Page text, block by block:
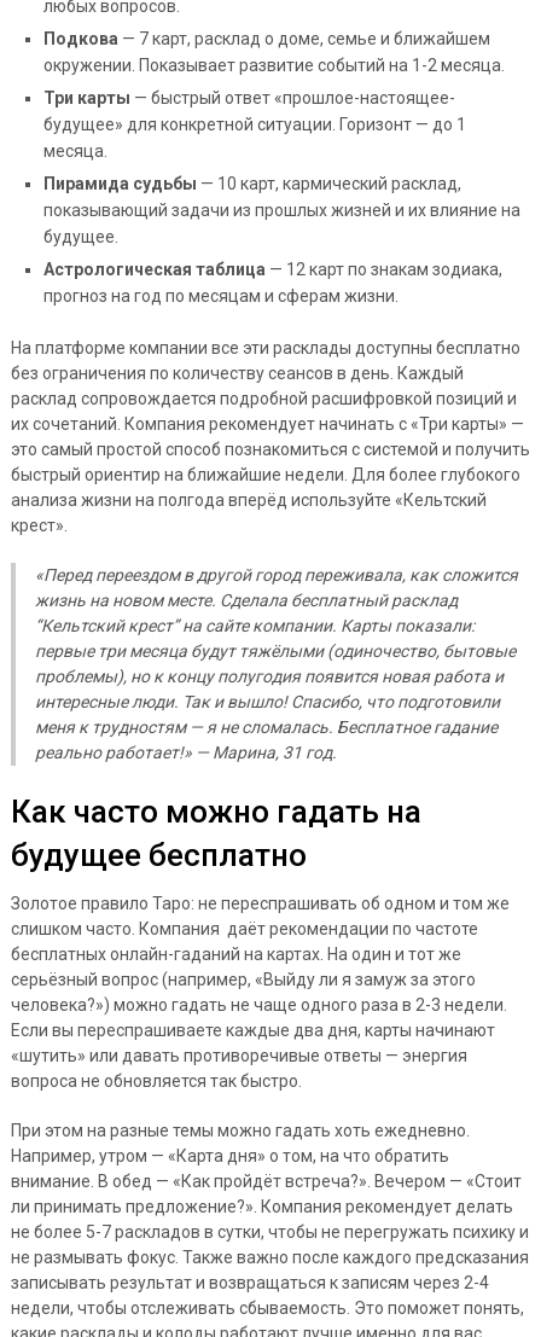
любых вопросов.
Подкова — 7 карт, расклад о доме, семье и ближайшем
окружении. Показывает развитие событий на 1-2 месяца.
Три карты — быстрый ответ «прошлое-настоящее-
будущее» для конкретной ситуации. Горизонт — до 1
месяца.
Пирамида судьбы — 10 карт, кармический расклад,
показывающий задачи из прошлых жизней и их влияние на
будущее.
Астрологическая таблица — 12 карт по знакам зодиака,
прогноз на год по месяцам и сферам жизни.
На платформе компании все эти расклады доступны бесплатно
без ограничения по количеству сеансов в день. Каждый
расклад сопровождается подробной расшифровкой позиций и
их сочетаний. Компания рекомендует начинать с «Три карты» —
это самый простой способ познакомиться с системой и получить
быстрый ориентир на ближайшие недели. Для более глубокого
анализа жизни на полгода вперёд используйте «Кельтский
крест».
«Перед переездом в другой город переживала, как сложится
жизнь на новом месте. Сделала бесплатный расклад
“Кельтский крест” на сайте компании. Карты показали:
первые три месяца будут тяжёлыми (одиночество, бытовые
проблемы), но к концу полугодия появится новая работа и
интересные люди. Так и вышло! Спасибо, что подготовили
меня к трудностям — я не сломалась. Бесплатное гадание
реально работает!» — Марина, 31 год.
Как часто можно гадать на
будущее бесплатно
Золотое правило Таро: не переспрашивать об одном и том же
слишком часто. Компания даёт рекомендации по частоте
бесплатных онлайн-гаданий на картах. На один и тот же
серьёзный вопрос (например, «Выйду ли я замуж за этого
человека?») можно гадать не чаще одного раза в 2-3 недели.
Если вы переспрашиваете каждые два дня, карты начинают
«шутить» или давать противоречивые ответы — энергия
вопроса не обновляется так быстро.
При этом на разные темы можно гадать хоть ежедневно.
Например, утром — «Карта дня» о том, на что обратить
внимание. В обед — «Как пройдёт встреча?». Вечером — «Стоит
ли принимать предложение?». Компания рекомендует делать
не более 5-7 раскладов в сутки, чтобы не перегружать психику и
не размывать фокус. Также важно после каждого предсказания
записывать результат и возвращаться к записям через 2-4
недели, чтобы отслеживать сбываемость. Это поможет понять,